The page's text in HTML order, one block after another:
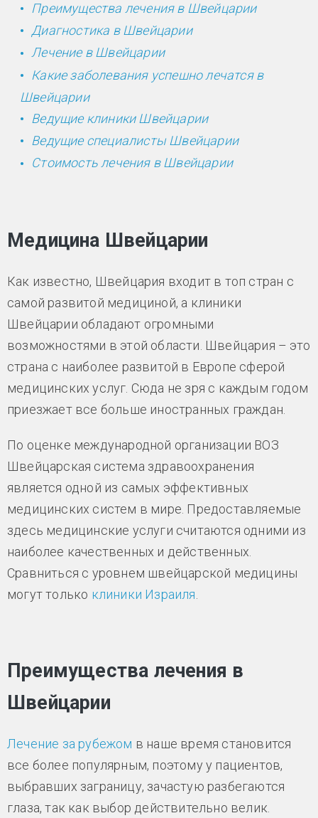
Преимущества лечения в Швейцарии
Диагностика в Швейцарии
Лечение в Швейцарии
Какие заболевания успешно лечатся в
Швейцарии
Ведущие клиники Швейцарии
Ведущие специалисты Швейцарии
Стоимость лечения в Швейцарии
Медицина Швейцарии
Как известно, Швейцария входит в топ стран с
самой развитой медициной, а клиники
Швейцарии обладают огромными
возможностями в этой области. Швейцария – это
страна с наиболее развитой в Европе сферой
медицинских услуг. Сюда не зря с каждым годом
приезжает все больше иностранных граждан.
По оценке международной организации ВОЗ
Швейцарская система здравоохранения
является одной из самых эффективных
медицинских систем в мире. Предоставляемые
здесь медицинские услуги считаются одними из
наиболее качественных и действенных.
Сравниться с уровнем швейцарской медицины
могут только клиники Израиля
Преимущества лечения в
Швейцарии
Лечение за рубежом в наше время становится
все более популярным, поэтому у пациентов,
выбравших заграницу, зачастую разбегаются
глаза, так как выбор действительно велик.